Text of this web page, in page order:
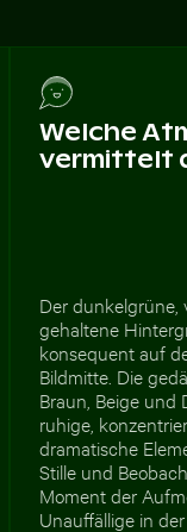
Welche
vermittelt
Der
gehaltene
konsequent auf
Bildmitte. Die
Braun, Beige und
ruhige,
dramatische
Stille und
Moment der
Unauffällige in